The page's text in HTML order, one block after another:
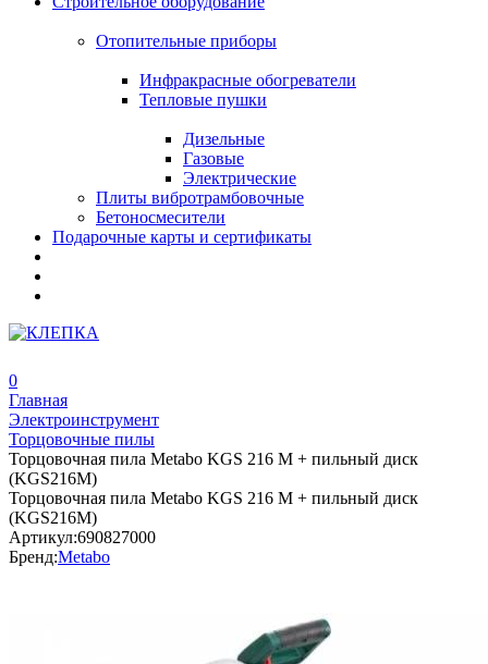
Отопительные приборы
Инфракрасные обогреватели
Тепловые пушки
Дизельные
Газовые
Электрические
Плиты вибротрамбовочные
Бетоносмесители
Подарочные карты и сертификаты
0
Главная
Электроинструмент
Торцовочные пилы
Торцовочная пила Metabo KGS 216 M + пильный диск
(KGS216M)
Торцовочная пила Metabo KGS 216 M + пильный диск
(KGS216M)
Артикул:690827000
Бренд:Metabo